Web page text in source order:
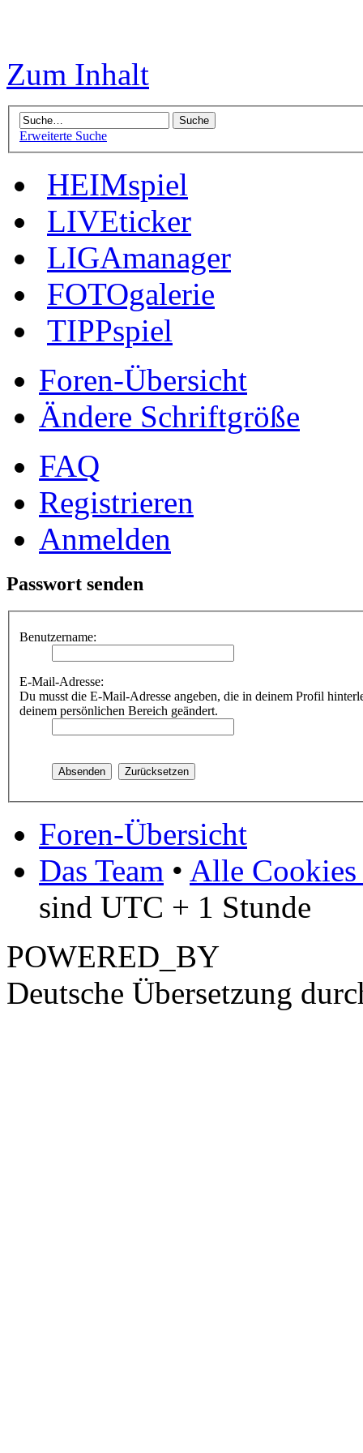
Zum Inhalt
Erweiterte Suche
HEIMspiel
LIVEticker
LIGAmanager
FOTOgalerie
TIPPspiel
Foren-Übersicht
Ändere Schriftgröße
FAQ
Registrieren
Anmelden
Passwort senden
Benutzername:
E-Mail-Adresse:
Du musst die E-Mail-Adresse angeben, die in deinem Profil
deinem persönlichen Bereich geändert.
Foren-Übersicht
Das Team • Alle Cookies
sind UTC + 1 Stunde
POWERED_BY
Deutsche Übersetzung